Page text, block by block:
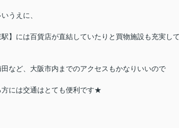
うえに、
駅】には百貨店が直結していたりと買物施設も充実して
など、大阪市内までのアクセスもかなりいいので
方には交通はとても便利です★